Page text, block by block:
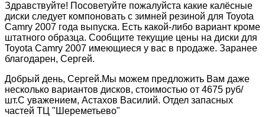
Здравствуйте! Посоветуйте пожалуйста какие калёсные
диски следует компоновать с зимней резиной для Toyota
Camry 2007 года выпуска. Есть какой-либо вариант кроме
штатного образца. Сообщите текущие цены на диски для
Toyota Camry 2007 имеющиеся у вас в продаже. Заранее
благодарен, Сергей.
Добрый день, Сергей.Мы можем предложить Вам даже
несколько вариантов дисков, стоимостью от 4675 руб/
шт.С уважением, Астахов Василий. Отдел запасных
частей ТЦ "Шереметьево"